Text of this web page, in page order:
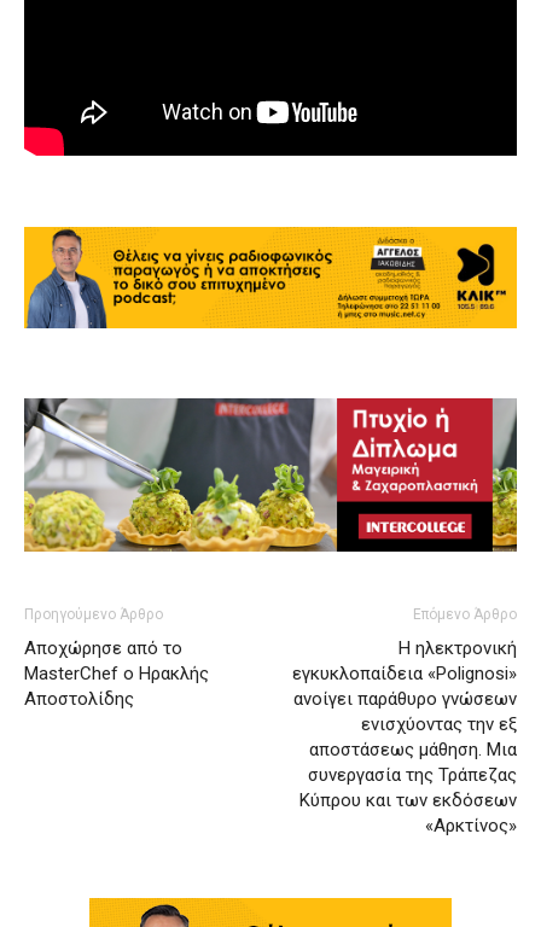
Προηγούμενο Άρθρο
Αποχώρησε από το
MasterChef ο Ηρακλής
Αποστολίδης
Επόμενο Άρθρο
Η ηλεκτρονική
εγκυκλοπαίδεια «Polignosi»
ανοίγει παράθυρο γνώσεων
ενισχύοντας την εξ
αποστάσεως μάθηση. Μια
συνεργασία της Τράπεζας
Κύπρου και των εκδόσεων
«Αρκτίνος»